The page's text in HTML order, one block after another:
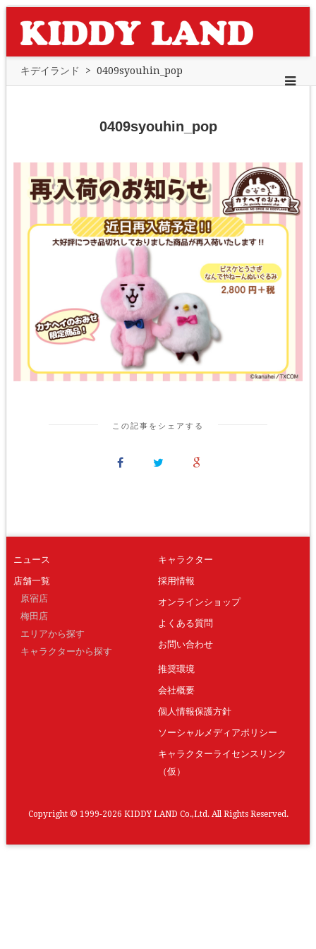
キデイランド > 0409syouhin_pop
0409syouhin_pop
この記事をシェアする
ニュース
店舗一覧
原宿店
梅田店
エリアから探す
キャラクターから探す
キャラクター
採用情報
オンラインショップ
よくある質問
お問い合わせ
推奨環境
会社概要
個人情報保護方針
ソーシャルメディアポリシー
キャラクターライセンスリンク
（仮）
Copyright © 1999-2026 KIDDY LAND Co.,Ltd. All Rights Reserved.